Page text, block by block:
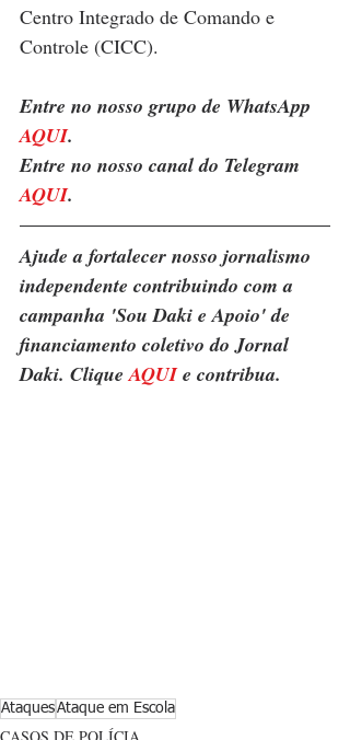
Centro Integrado de Comando e
Controle (CICC).
Entre no nosso grupo de WhatsApp
AQUI.
Entre no nosso canal do Telegram
AQUI.
Ajude a fortalecer nosso jornalismo
independente contribuindo com a
campanha 'Sou Daki e Apoio' de
financiamento coletivo do Jornal
Daki. Clique AQUI e contribua.
AtaquesAtaque em Escola